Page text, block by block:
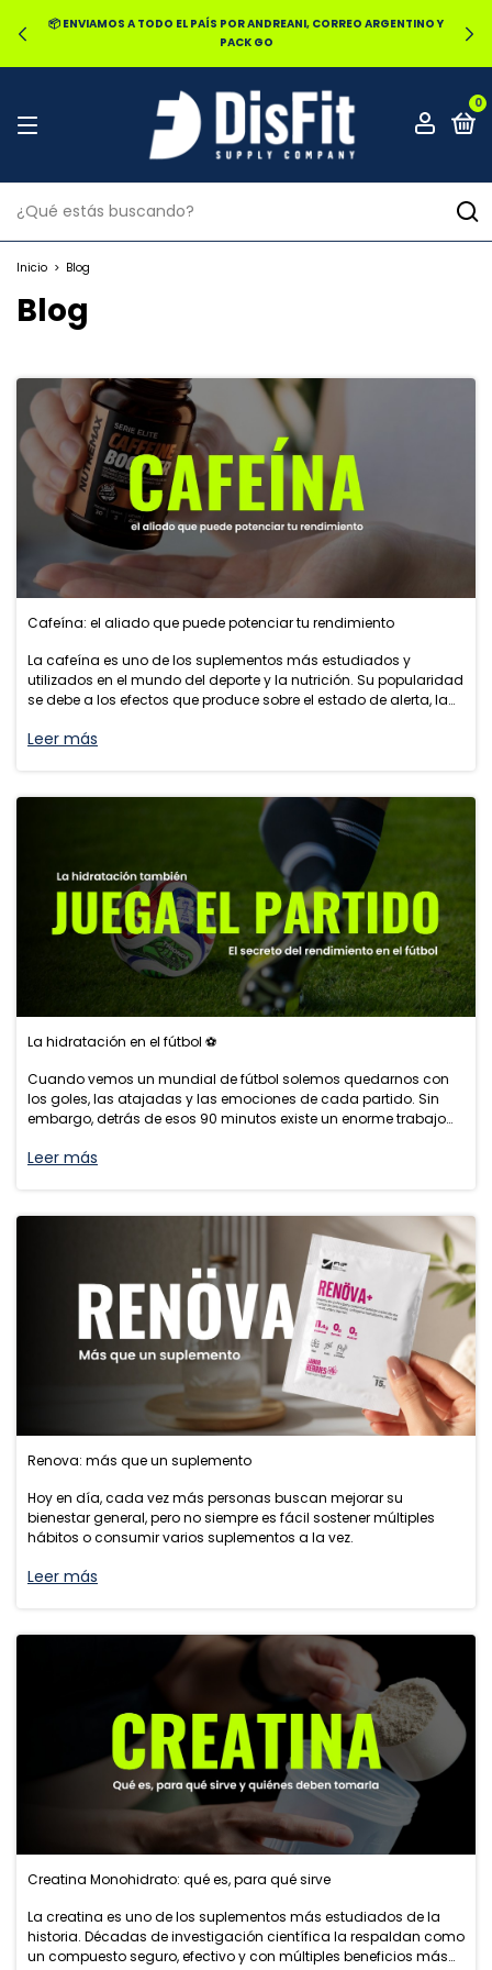
📦 ENVIAMOS A TODO EL PAÍS POR ANDREANI, CORREO ARGENTINO Y
PACK GO
0
Inicio > Blog
Blog
Cafeína: el aliado que puede potenciar tu rendimiento
La cafeína es uno de los suplementos más estudiados y
utilizados en el mundo del deporte y la nutrición. Su popularidad
se debe a los efectos que produce sobre el estado de alerta, la
Leer más
La hidratación en el fútbol ⚽
Cuando vemos un mundial de fútbol solemos quedarnos con
los goles, las atajadas y las emociones de cada partido. Sin
embargo, detrás de esos 90 minutos existe un enorme trabajo
máxima comp
Leer más
Renova: más que un suplemento
Hoy en día, cada vez más personas buscan mejorar su
bienestar general, pero no siempre es fácil sostener múltiples
hábitos o consumir varios suplementos a la vez.
Leer más
Creatina Monohidrato: qué es, para qué sirve
La creatina es uno de los suplementos más estudiados de la
historia. Décadas de investigación científica la respaldan como
un compuesto seguro, efectivo y con múltiples beneficios más